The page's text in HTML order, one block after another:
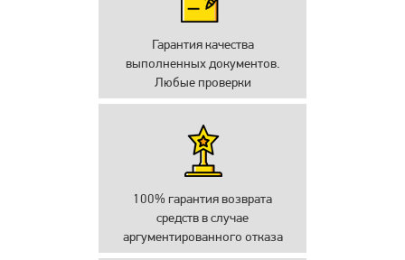
Гарантия качества
выполненных документов.
Любые проверки
100% гарантия возврата
средств в случае
аргументированного отказа